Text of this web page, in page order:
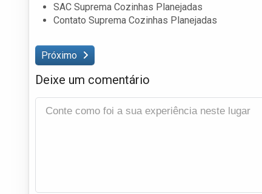
SAC Suprema Cozinhas Planejadas
Contato Suprema Cozinhas Planejadas
Próximo
Deixe um comentário